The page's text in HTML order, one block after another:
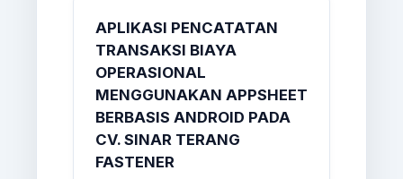
APLIKASI PENCATATAN
TRANSAKSI BIAYA
OPERASIONAL
MENGGUNAKAN APPSHEET
BERBASIS ANDROID PADA
CV. SINAR TERANG
FASTENER